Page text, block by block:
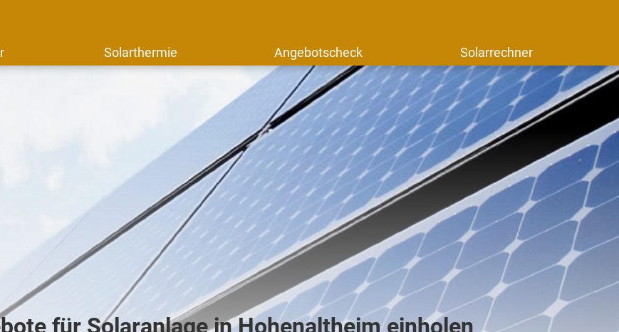
Solarthermie Angebotscheck Solarrechner
für Solaranlage in Hohenaltheim einholen